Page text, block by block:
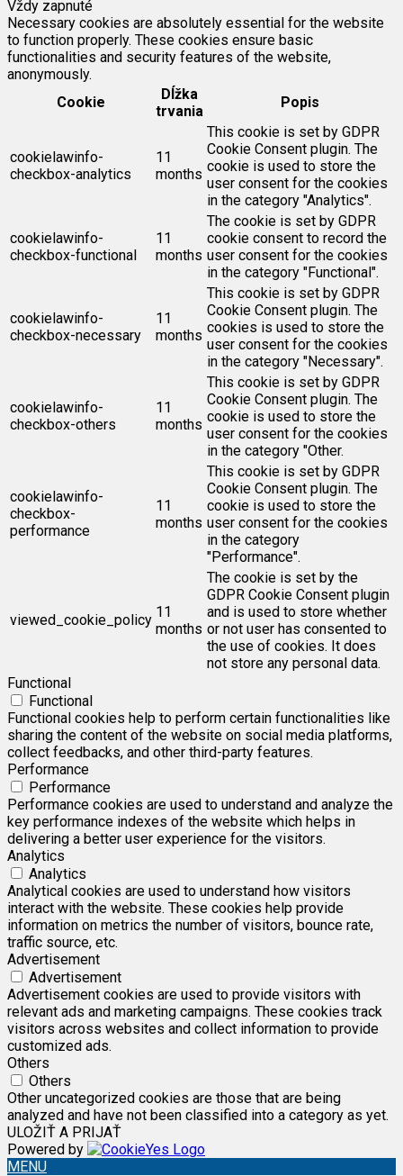
Vždy zapnuté
Necessary cookies are absolutely essential for the website
to function properly. These cookies ensure basic
functionalities and security features of the website,
anonymously.
Cookie
Dĺžka
trvania
Popis
cookielawinfo-
checkbox-analytics
11
months
This cookie is set by GDPR
Cookie Consent plugin. The
cookie is used to store the
user consent for the cookies
in the category "Analytics".
cookielawinfo-
checkbox-functional
11
months
The cookie is set by GDPR
cookie consent to record the
user consent for the cookies
in the category "Functional".
cookielawinfo-
checkbox-necessary
11
months
This cookie is set by GDPR
Cookie Consent plugin. The
cookies is used to store the
user consent for the cookies
in the category "Necessary".
cookielawinfo-
checkbox-others
11
months
This cookie is set by GDPR
Cookie Consent plugin. The
cookie is used to store the
user consent for the cookies
in the category "Other.
cookielawinfo-
checkbox-
performance
11
months
This cookie is set by GDPR
Cookie Consent plugin. The
cookie is used to store the
user consent for the cookies
in the category
"Performance".
viewed_cookie_policy 11
months
The cookie is set by the
GDPR Cookie Consent plugin
and is used to store whether
or not user has consented to
the use of cookies. It does
not store any personal data.
Functional
Functional
Functional cookies help to perform certain functionalities like
sharing the content of the website on social media platforms,
collect feedbacks, and other third-party features.
Performance
Performance
Performance cookies are used to understand and analyze the
key performance indexes of the website which helps in
delivering a better user experience for the visitors.
Analytics
Analytics
Analytical cookies are used to understand how visitors
interact with the website. These cookies help provide
information on metrics the number of visitors, bounce rate,
traffic source, etc.
Advertisement
Advertisement
Advertisement cookies are used to provide visitors with
relevant ads and marketing campaigns. These cookies track
visitors across websites and collect information to provide
customized ads.
Others
Others
Other uncategorized cookies are those that are being
analyzed and have not been classified into a category as yet.
ULOŽIŤ A PRIJAŤ
Powered by
MENU